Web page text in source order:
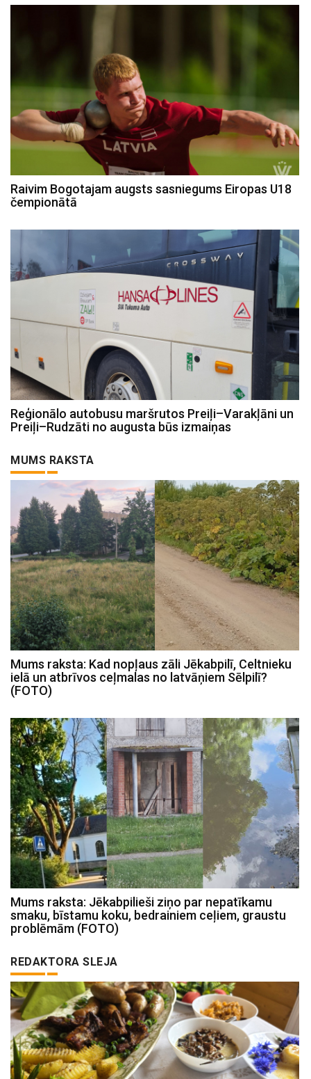
Raivim Bogotajam augsts sasniegums Eiropas U18
čempionātā
Reģionālo autobusu maršrutos Preiļi–Varakļāni un
Preiļi–Rudzāti no augusta būs izmaiņas
MUMS RAKSTA
Mums raksta: Kad nopļaus zāli Jēkabpilī, Celtnieku
ielā un atbrīvos ceļmalas no latvāņiem Sēlpilī?
(FOTO)
Mums raksta: Jēkabpilieši ziņo par nepatīkamu
smaku, bīstamu koku, bedrainiem ceļiem, graustu
problēmām (FOTO)
REDAKTORA SLEJA